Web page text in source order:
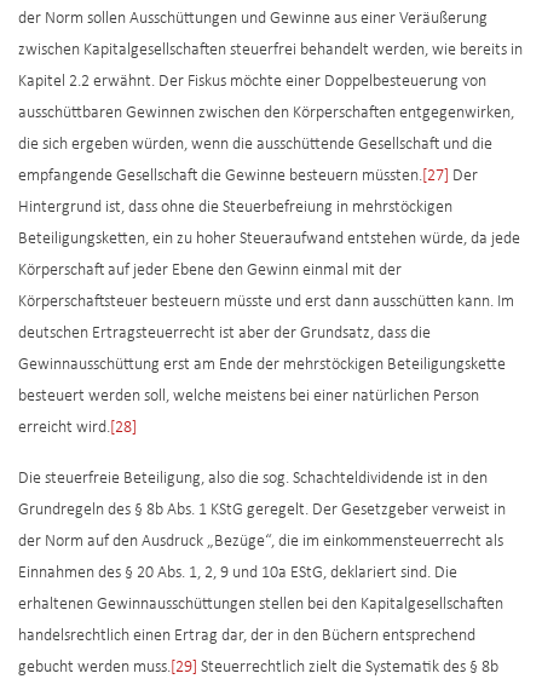
der Norm sollen Ausschüttungen und Gewinne aus einer Veräußerung
zwischen Kapitalgesellschaften steuerfrei behandelt werden, wie bereits in
Kapitel 2.2 erwähnt. Der Fiskus möchte einer Doppelbesteuerung von
ausschüttbaren Gewinnen zwischen den Körperschaften entgegenwirken,
die sich ergeben würden, wenn die ausschüttende Gesellschaft und die
empfangende Gesellschaft die Gewinne besteuern müssten. [27] Der
Hintergrund ist, dass ohne die Steuerbefreiung in mehrstöckigen
Beteiligungsketten, ein zu hoher Steueraufwand entstehen würde, da jede
Körperschaft auf jeder Ebene den Gewinn einmal mit der
Körperschaftsteuer besteuern müsste und erst dann ausschütten kann. Im
deutschen Ertragsteuerrecht ist aber der Grundsatz, dass die
Gewinnausschüttung erst am Ende der mehrstöckigen Beteiligungskette
besteuert werden soll, welche meistens bei einer natürlichen Person
erreicht wird. [28]
Die steuerfreie Beteiligung, also die sog. Schachteldividende ist in den
Grundregeln des § 8b Abs. 1 KStG geregelt. Der Gesetzgeber verweist in
der Norm auf den Ausdruck „Bezüge“, die im einkommensteuerrecht als
Einnahmen des § 20 Abs. 1, 2, 9 und 10a EStG, deklariert sind. Die
erhaltenen Gewinnausschüttungen stellen bei den Kapitalgesellschaften
handelsrechtlich einen Ertrag dar, der in den Büchern entsprechend
gebucht werden muss. [29] Steuerrechtlich zielt die Systematik des § 8b